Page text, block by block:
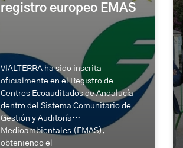
registro europeo EMAS
VIALTERRA ha sido inscrita
oficialmente en el Registro de
Centros Ecoauditados de Andalucía
dentro del Sistema Comunitario de
Gestión y Auditoría
Medioambientales (EMAS),
obteniendo el